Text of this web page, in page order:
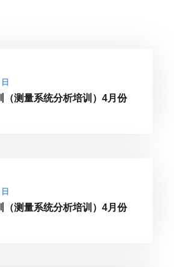
（测量系统分析培训）4月份
（测量系统分析培训）4月份